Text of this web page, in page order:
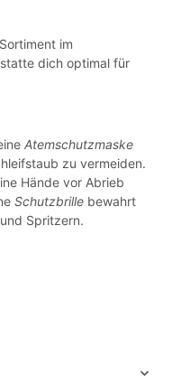
im
dich optimal für
Atemschutzmaske
zu vermeiden.
Hände vor Abrieb
Schutzbrille bewahrt
Spritzern.